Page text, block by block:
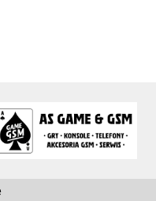
System Works Europe